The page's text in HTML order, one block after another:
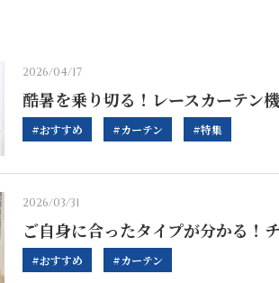
2026/04/17
酷暑を乗り切る！レースカーテン
#おすすめ #カーテン #特集
2026/03/31
ご自身に合ったタイプが分かる！
#おすすめ #カーテン